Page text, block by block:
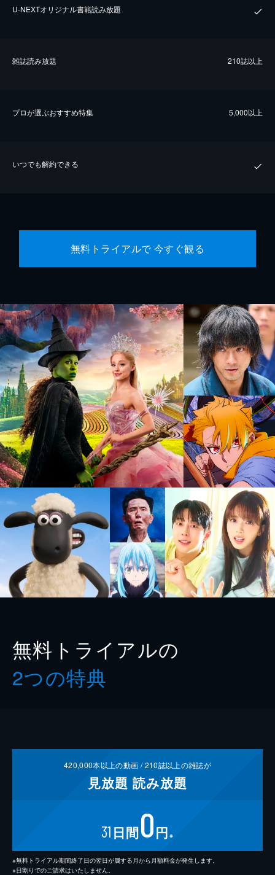
U-NEXTオリジナル書籍読み放題
雑誌読み放題 210誌以上
プロが選ぶおすすめ特集 5,000以上
いつでも解約できる
無料トライアルで 今すぐ観る
無料トライアルの
2つの特典
420,000本以上の動画 /210誌以上の雑誌が
見放題 読み放題
31 日間0円 ※
※無料トライアル期間終了日の翌日が属する月から月額料金が発生します。
※日割りでのご請求はいたしません。